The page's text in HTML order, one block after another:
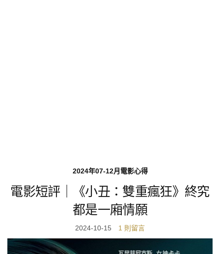
2024年07-12月電影心得
電影短評｜《小丑：雙重瘋狂》終究
都是一廂情願
2024-10-15 1 則留言